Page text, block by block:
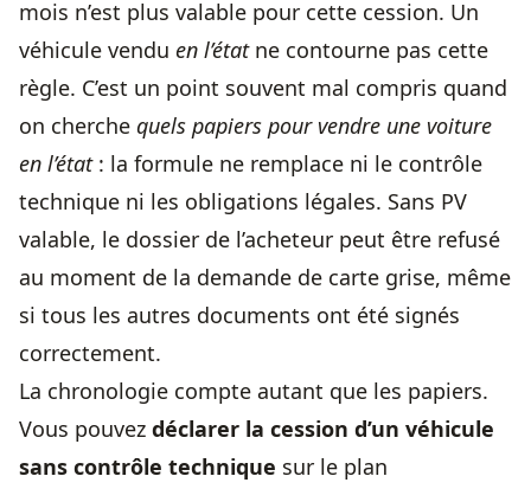
mois n’est plus valable pour cette cession. Un
véhicule vendu en l’étatne contourne pas cette
règle. C’est un point souvent mal compris quand
on cherche quels papiers pour vendre une voiture
en l’état: la formule ne remplace ni le contrôle
technique ni les obligations légales. Sans PV
valable, le dossier de l’acheteur peut être refusé
au moment de la demande de carte grise, même
si tous les autres documents ont été signés
correctement.
La chronologie compte autant que les papiers.
Vous pouvez déclarer la cession d’un véhicule
sans contrôle technique sur le plan